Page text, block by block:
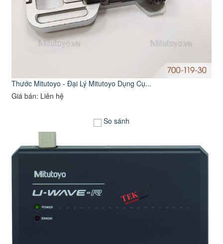
Thước Mitutoyo - Đại Lý Mitutoyo Dụng Cụ...
Giá bán: Liên hệ
So sánh